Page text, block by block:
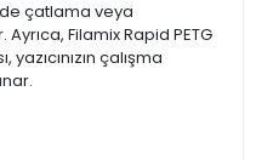
çatlama veya
Filamix Rapid PETG
çalışma